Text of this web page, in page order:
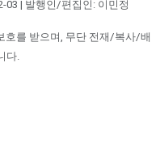
03 | 발행인/편집인: 이민정
호를 받으며, 무단 전재/복사/배
다.